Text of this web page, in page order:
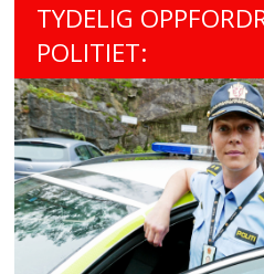
TYDELIG
POLITIET: